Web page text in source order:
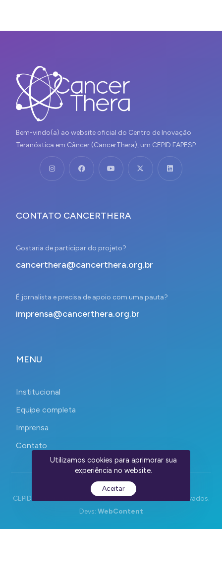
Bem-vindo(a) ao website oficial do Centro de Inovação
Teranóstica em Câncer (CancerThera), um CEPID FAPESP.
CONTATO CANCERTHERA
Gostaria de participar do projeto?
cancerthera@cancerthera.org.br
É jornalista e precisa de apoio com uma pauta?
imprensa@cancerthera.org.br
MENU
Institucional
Equipe completa
Imprensa
Contato
CEPID CancerThera 2023-2026. Todos os direitos reservados.
Devs: WebContent
Utilizamos cookies para aprimorar sua
experiência no website.
Aceitar